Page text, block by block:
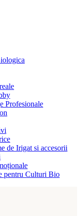
Profesionale
de Irigat si accesorii
pentru Culturi Bio